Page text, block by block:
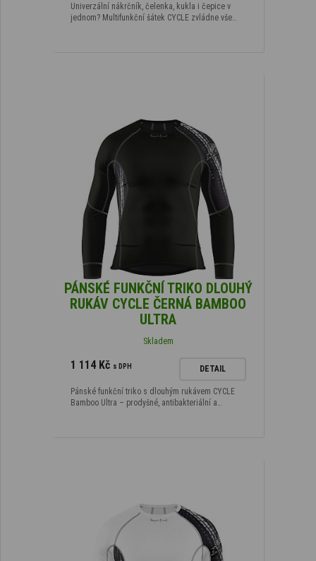
Univerzální nákrčník, čelenka, kukla i čepice v
jednom? Multifunkční šátek CYCLE zvládne vše…
PÁNSKÉ FUNKČNÍ TRIKO DLOUHÝ
RUKÁV CYCLE ČERNÁ BAMBOO
ULTRA
Skladem
1 114 Kč s DPH DETAIL
Pánské funkční triko s dlouhým rukávem CYCLE
Bamboo Ultra – prodyšné, antibakteriální a…